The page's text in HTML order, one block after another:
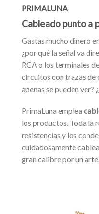
PRIMALUNA
Cableado punto a
Gastas mucho dinero
¿por qué la señal va
RCA o los terminales
circuitos con trazas de
apenas se pueden ver?
PrimaLuna emplea
los productos. Toda la
resistencias y los
cuidadosamente
gran calibre por un